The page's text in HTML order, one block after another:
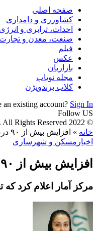
صفحه اصلی
کشاورزی و دامداری
احداث، ترابری و انرژی
صنعت، معدن و تجارت
فیلم
عکس
بازاربان
مجله نویاب
کلاب برندویژن
an existing account? Sign In
Follow US
© 2022 Foxiz News Network. Ruby Design Company. All Rights Reserved.
خانه » افزایش بیش از ۹۰ درصدی صدور پروانه‌های ساخت‌وساز در تهران
اخبار مسکن و شهرسازی
افزایش بیش از ۹۰ درصدی صدور پروانه‌های ساخت‌وساز در تهران
مرکز آمار اعلام کرد که